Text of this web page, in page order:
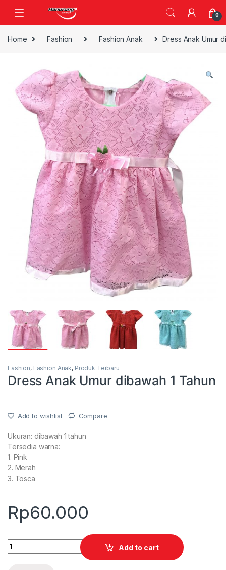
0
Home Fashion Fashion Anak Dress Anak Umur
Fashion, Fashion Anak, Produk Terbaru
Dress Anak Umur dibawah 1 Tahun
Add to wishlist Compare
Ukuran: dibawah 1 tahun
Tersedia warna:
1. Pink
2. Merah
3. Tosca
Rp60.000
Quantity
Add to cart